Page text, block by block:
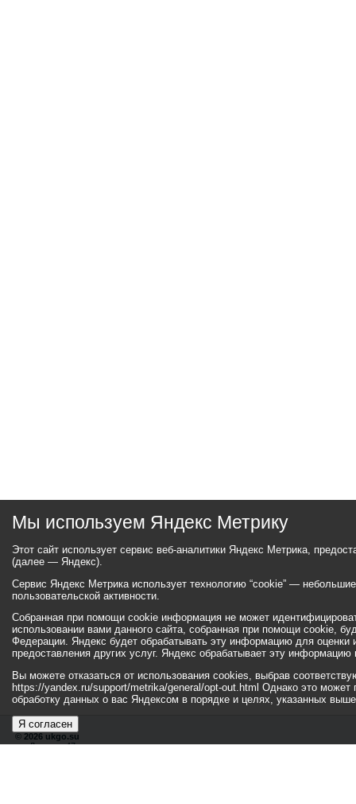
© 2026 ukgo.su
ул. Ленина, 47а
Мы используем Яндекс Метрику
Этот сайт использует сервис веб-аналитики Яндекс Метрика,
(далее — Яндекс).
Сервис Яндекс Метрика использует технологию “cookie” —
пользовательской активности.
Собранная при помощи cookie информация не может
использовании вами данного сайта, собранная при помощи cookie,
Федерации. Яндекс будет обрабатывать эту информацию для оценки
предоставления других услуг. Яндекс обрабатывает эту
Вы можете отказаться от использования cookies, выбрав
https://yandex.ru/support/metrika/general/opt-out.html Однако это может
обработку данных о вас Яндексом в порядке и целях, указанных
Я согласен